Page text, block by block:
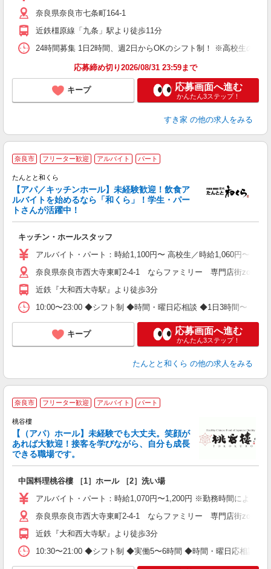
奈良県奈良市七条町164-1
近鉄橿原線「九条」駅より徒歩11分
24時間募集 1日2時間、週2日からOKのシフト制！ ※高校生のシ
応募締め切り2026/08/31 23:59まで
キープ 応募画面へ進む
かんたん3ステップ！
すき家 の他の求人をみる
奈良市 フリーター歓迎 アルバイト パート
たんとと和くら
【アパ／キッチンホール】未経験歓迎！飲食ア
ルバイトを始めるなら「和くら」！学生・パー
トさんが活躍中！
キッチン・ホールスタッフ
アルバイト・パート：時給1,100円〜 高校生／時給1,060円〜
奈良県奈良市西大寺東町2-4-1 ならファミリー 専門店街zoro
近鉄『大和西大寺駅』より徒歩3分
10:00〜23:00 ◆シフト制 ◆時間・曜日応相談 ◆1日3時間〜 ◆週
キープ 応募画面へ進む
かんたん3ステップ！
たんとと和くら の他の求人をみる
奈良市 フリーター歓迎 アルバイト パート
桃谷樓
【（アパ）ホール】未経験でも大丈夫。笑顔が
あれば大歓迎！接客を学びながら、自分も成長
できる職場です。
中国料理桃谷樓 ［1］ホール ［2］洗い場
アルバイト・パート：時給1,070円〜1,200円 ※勤務時間により異
奈良県奈良市西大寺東町2-4-1 ならファミリー 専門店街zoro
近鉄『大和西大寺駅』より徒歩3分
10:30〜21:00 ◆シフト制 ◆実働5〜6時間 ◆時間・曜日応相談